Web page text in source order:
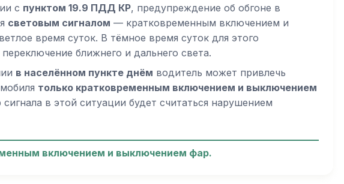
с пунктом 19.9 ПДД КР, предупреждение об обгоне в
световым сигналом — кратковременным включением и
время суток. В тёмное время суток для этого
ближнего и дальнего света.
в населённом пункте днём водитель может привлечь
только кратковременным включением и выключением
в этой ситуации будет считаться нарушением
включением и выключением фар.